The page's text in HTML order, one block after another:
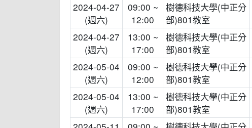
2024-04-27
(週六)
09:00 ~
12:00
樹德科技大學(中正分
部)801教室
2024-04-27
(週六)
13:00 ~
17:00
樹德科技大學(中正分
部)801教室
2024-05-04
(週六)
09:00 ~
12:00
樹德科技大學(中正分
部)801教室
2024-05-04
(週六)
13:00 ~
17:00
樹德科技大學(中正分
部)801教室